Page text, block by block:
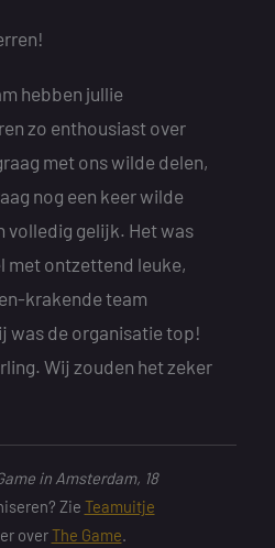
hebben jullie
zo enthousiast over
met ons wilde delen,
nog een keer wilde
volledig gelijk. Het was
met ontzettend leuke,
krakende team
was de organisatie top!
Wij zouden het zeker
in Amsterdam, 18
Zie Teamuitje
overThe Game.